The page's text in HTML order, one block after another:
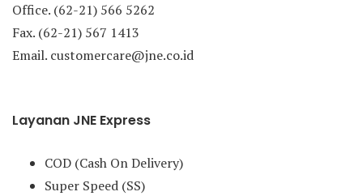
Office. (62-21) 566 5262
Fax. (62-21) 567 1413
Email. customercare@jne.co.id
Layanan JNE Express
COD (Cash On Delivery)
Super Speed (SS)